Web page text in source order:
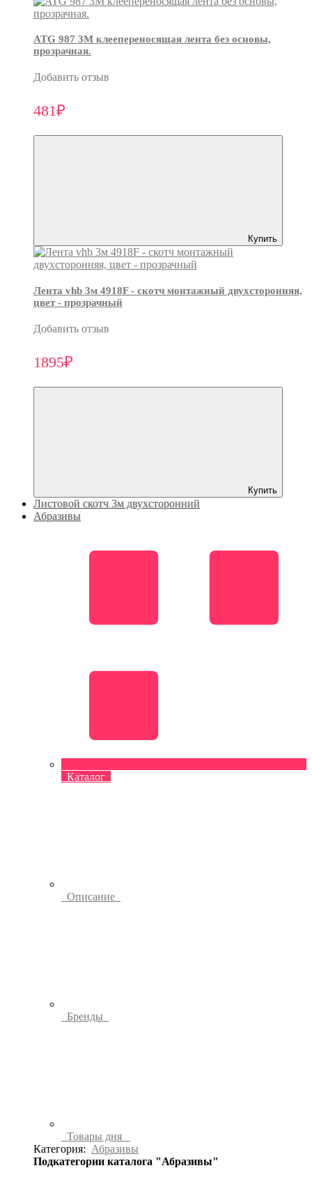
ATG 987 3М клеепереносящая лента без основы,
прозрачная.
Добавить отзыв
481₽
Купить
Лента vhb 3м 4918F - скотч монтажный двухсторонняя,
цвет - прозрачный
Добавить отзыв
1895₽
Купить
Листовой скотч 3м двухсторонний
Абразивы
Каталог
Описание
Бренды
Товары дня
Категория: Абразивы
Подкатегории каталога "Абразивы"